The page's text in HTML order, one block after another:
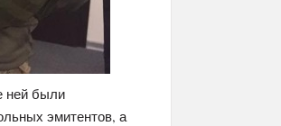
ней были
эмитентов, а